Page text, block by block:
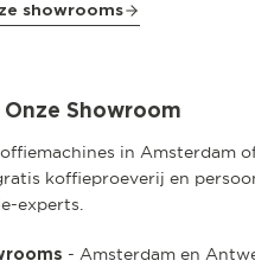
showrooms
Onze Showroom
in Amsterdam
koffieproeverij en
experts.
- Amsterdam en